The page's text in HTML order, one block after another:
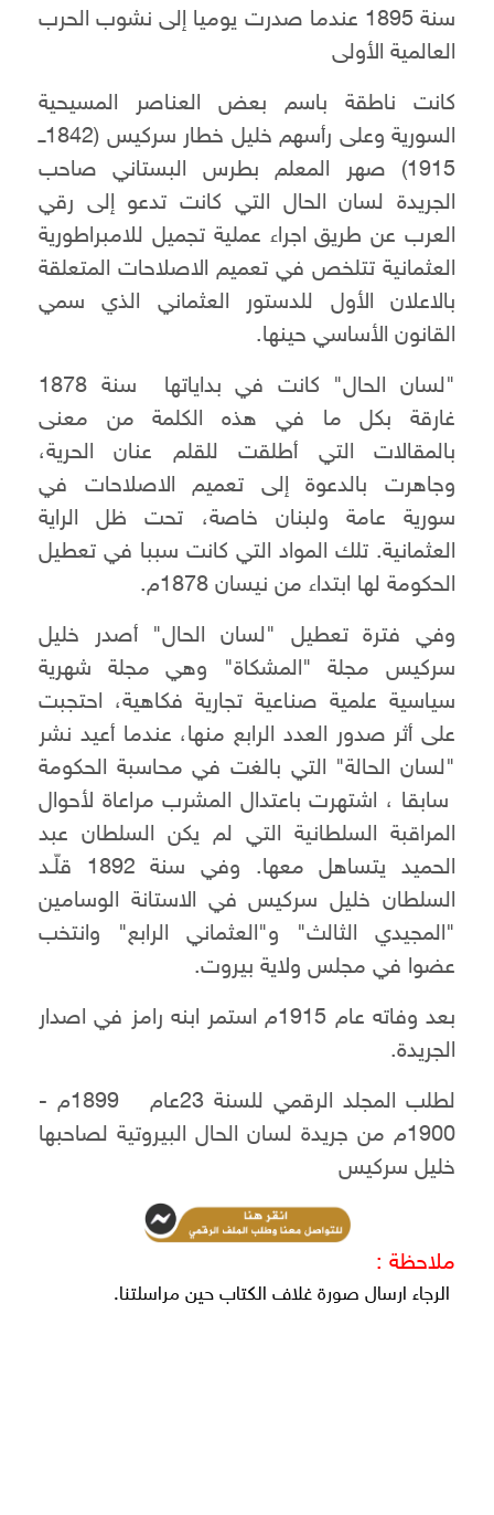
سنة 1895 عندما صدرت يوميا إلى نشوب الحرب
العالمية الأولى
كانت ناطقة باسم بعض العناصر المسيحية
السورية وعلى رأسهم خليل خطار سركيس (1842ــ
1915) صهر المعلم بطرس البستاني صاحب
الجريدة لسان الحال التي كانت تدعو إلى رقي
العرب عن طريق اجراء عملية تجميل للامبراطورية
العثمانية تتلخص في تعميم الاصلاحات المتعلقة
بالاعلان الأول للدستور العثماني الذي سمي
القانون الأساسي حينها.
"لسان الحال" كانت في بداياتها سنة 1878
غارقة بكل ما في هذه الكلمة من معنى
بالمقالات التي أطلقت للقلم عنان الحرية،
وجاهرت بالدعوة إلى تعميم الاصلاحات في
سورية عامة ولبنان خاصة، تحت ظل الراية
العثمانية. تلك المواد التي كانت سببا في تعطيل
الحكومة لها ابتداء من نيسان 1878م.
وفي فترة تعطيل "لسان الحال" أصدر خليل
سركيس مجلة "المشكاة" وهي مجلة شهرية
سياسية علمية صناعية تجارية فكاهية، احتجبت
على أثر صدور العدد الرابع منها، عندما أعيد نشر
"لسان الحالة" التي بالغت في محاسبة الحكومة
سابقا ، اشتهرت باعتدال المشرب مراعاة لأحوال
المراقبة السلطانية التي لم يكن السلطان عبد
الحميد يتساهل معها. وفي سنة 1892 قلّـد
السلطان خليل سركيس في الاستانة الوسامين
"المجيدي الثالث" و"العثماني الرابع" وانتخب
عضوا في مجلس ولاية بيروت.
بعد وفاته عام 1915م استمر ابنه رامز في اصدار
الجريدة.
لطلب المجلد الرقمي للسنة 23عام 1899م -
1900م من جريدة لسان الحال البيروتية لصاحبها
خليل سركيس
ملاحظة :
الرجاء ارسال صورة غلاف الكتاب حين مراسلتنا.